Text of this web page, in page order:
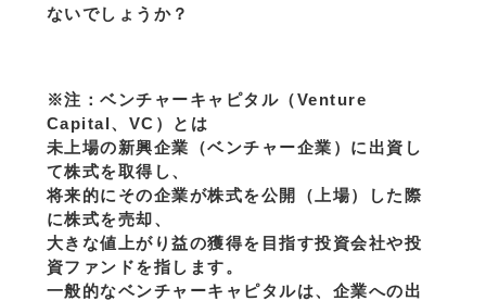
ないでしょうか？
※注：ベンチャーキャピタル（Venture
Capital、VC）とは
未上場の新興企業（ベンチャー企業）に出資し
て株式を取得し、
将来的にその企業が株式を公開（上場）した際
に株式を売却、
大きな値上がり益の獲得を目指す投資会社や投
資ファンドを指します。
一般的なベンチャーキャピタルは、企業への出